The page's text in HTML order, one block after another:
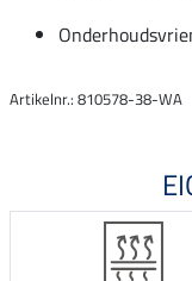
Artikelnr.: 810578-38-WA